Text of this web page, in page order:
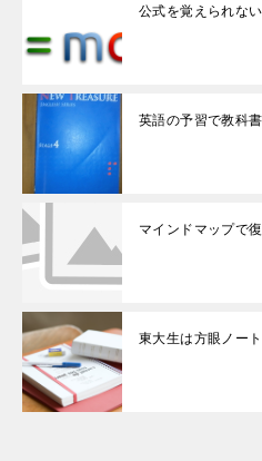
公式を覚えられない
英語の予習で教科
マインドマップで
東大生は方眼ノー